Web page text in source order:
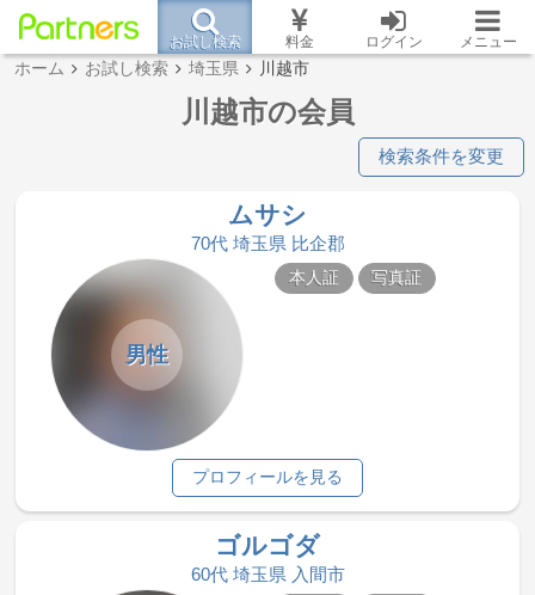
お試し検索 料金 ログイン メニュー
ホーム お試し検索 埼玉県 川越市
川越市の会員
検索条件を変更
ムサシ
70代 埼玉県 比企郡
男性
本人証 写真証
プロフィールを見る
ゴルゴダ
60代 埼玉県 入間市